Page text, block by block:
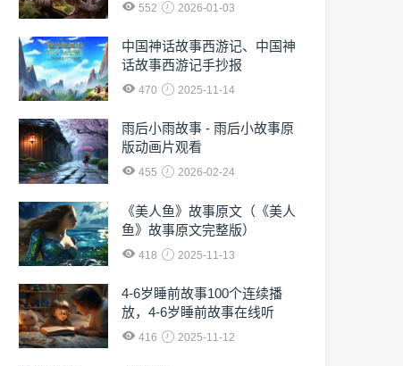
552 2026-01-03
中国神话故事西游记、中国神
话故事西游记手抄报
470 2025-11-14
雨后小雨故事 - 雨后小故事原
版动画片观看
455 2026-02-24
《美人鱼》故事原文（《美人
鱼》故事原文完整版）
418 2025-11-13
4-6岁睡前故事100个连续播
放，4-6岁睡前故事在线听
416 2025-11-12